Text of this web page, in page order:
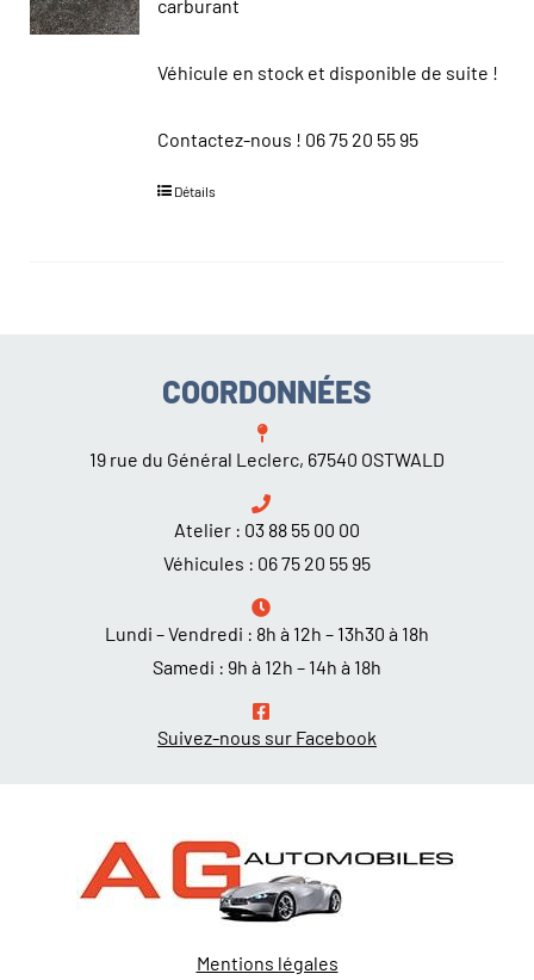
carburant
Véhicule en stock et disponible de suite !
Contactez-nous ! 06 75 20 55 95
Détails
COORDONNÉES
19 rue du Général Leclerc, 67540 OSTWALD
Atelier : 03 88 55 00 00
Véhicules : 06 75 20 55 95
Lundi – Vendredi : 8h à 12h – 13h30 à 18h
Samedi : 9h à 12h – 14h à 18h
Suivez-nous sur Facebook
Mentions légales